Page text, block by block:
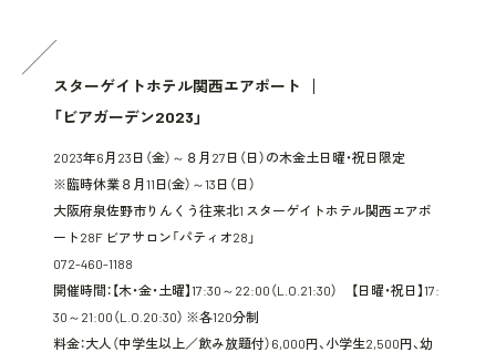
スターゲイトホテル関西エアポート
「ビアガーデン2023」
2023年6月23日（金）～８月27日（日）の木金土日曜・祝日限定
※臨時休業８月11日(金）～13日（日）
大阪府泉佐野市りんくう往来北1 スターゲイトホテル関西エアポ
ート28F ビアサロン「パティオ28」
072-460-1188
開催時間：【木・金・土曜】17:30～22:00（L.O.21:30） 【日曜・祝日】17:
30～21:00（L.O.20:30） ※各120分制
料金：大人（中学生以上／飲み放題付）6,000円、小学生2,500円、幼